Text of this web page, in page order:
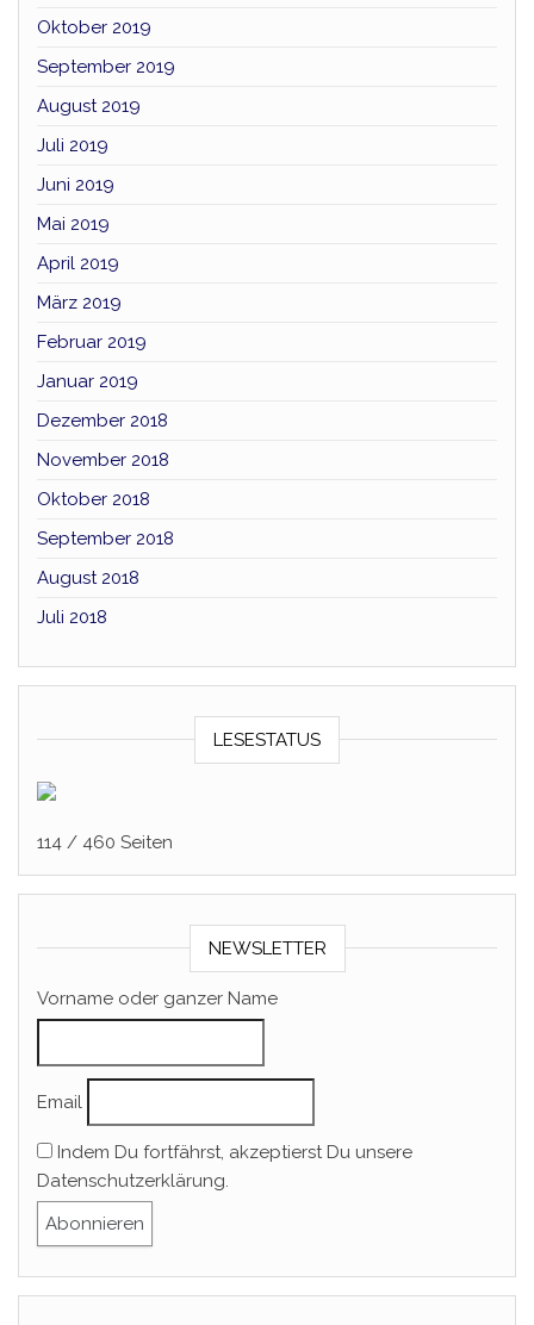
Oktober 2019
September 2019
August 2019
Juli 2019
Juni 2019
Mai 2019
April 2019
März 2019
Februar 2019
Januar 2019
Dezember 2018
November 2018
Oktober 2018
September 2018
August 2018
Juli 2018
LESESTATUS
114 / 460 Seiten
NEWSLETTER
Vorname oder ganzer Name
Email
Indem Du fortfährst, akzeptierst Du unsere
Datenschutzerklärung.